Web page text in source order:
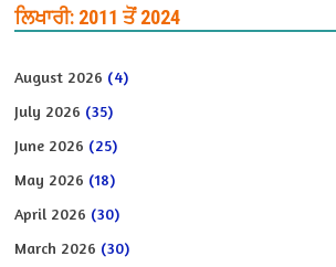
ਲਿਖਾਰੀ: 2011 ਤੋਂ 2024
August 2026 (4)
July 2026 (35)
June 2026 (25)
May 2026 (18)
April 2026 (30)
March 2026 (30)